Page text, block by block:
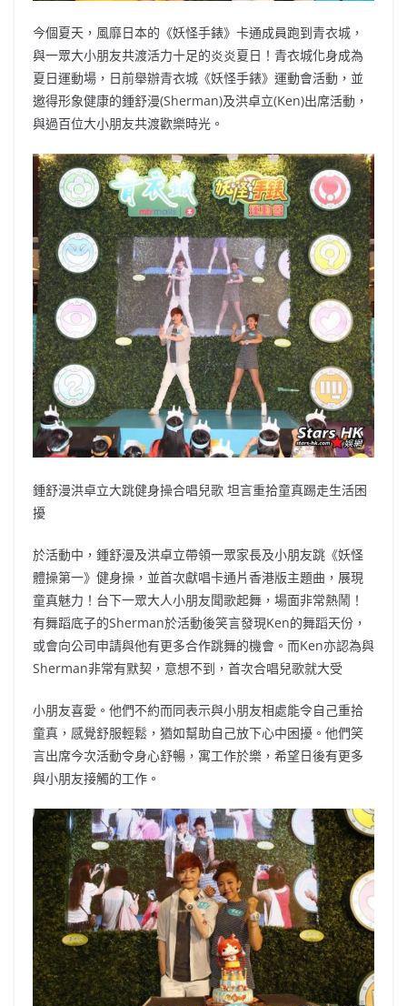
今個夏天，風靡日本的《妖怪手錶》卡通成員跑到青衣城，
與一眾大小朋友共渡活力十足的炎炎夏日！青衣城化身成為
夏日運動場，日前舉辦青衣城《妖怪手錶》運動會活動，並
邀得形象健康的鍾舒漫(Sherman)及洪卓立(Ken)出席活動，
與過百位大小朋友共渡歡樂時光。
鍾舒漫洪卓立大跳健身操合唱兒歌 坦言重拾童真踢走生活困
擾
於活動中，鍾舒漫及洪卓立帶領一眾家長及小朋友跳《妖怪
體操第一》健身操，並首次獻唱卡通片香港版主題曲，展現
童真魅力！台下一眾大人小朋友聞歌起舞，場面非常熱鬧！
有舞蹈底子的Sherman於活動後笑言發現Ken的舞蹈天份，
或會向公司申請與他有更多合作跳舞的機會。而Ken亦認為與
Sherman非常有默契，意想不到，首次合唱兒歌就大受
小朋友喜愛。他們不約而同表示與小朋友相處能令自己重拾
童真，感覺舒服輕鬆，猶如幫助自己放下心中困擾。他們笑
言出席今次活動令身心舒暢，寓工作於樂，希望日後有更多
與小朋友接觸的工作。